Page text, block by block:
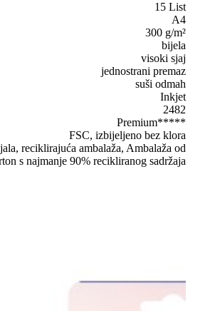
15 List
A4
300 g/m²
bijela
visoki sjaj
jednostrani premaz
suši odmah
Inkjet
2482
Premium*****
FSC, izbijeljeno bez klora
reciklirajuća ambalaža, Ambalaža od
s najmanje 90% recikliranog sadržaja